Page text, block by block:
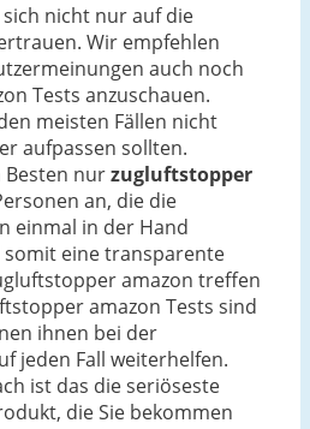
nicht nur auf die
Wir empfehlen
auch noch
Tests anzuschauen.
meisten Fällen nicht
aufpassen sollten.
Besten nurzugluftstopper
an, die die
einmal in der Hand
eine transparente
amazon treffen
amazon Tests sind
ihnen bei der
jeden Fall weiterhelfen.
ist das die seriöseste
die Sie bekommen